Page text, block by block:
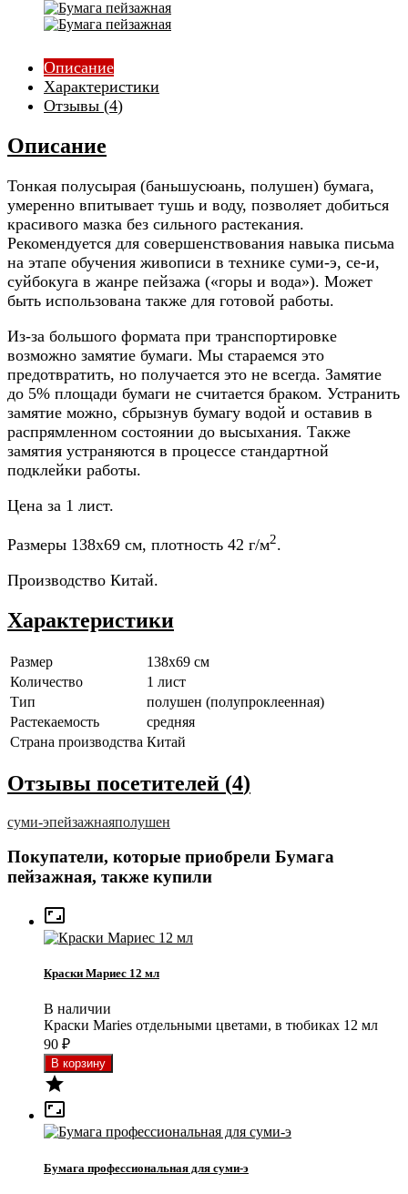
Описание
Характеристики
Отзывы (4)
Описание
Тонкая полусырая (баньшусюань, полушен) бумага,
умеренно впитывает тушь и воду, позволяет добиться
красивого мазка без сильного растекания.
Рекомендуется для совершенствования навыка письма
на этапе обучения живописи в технике суми-э, се-и,
суйбокуга в жанре пейзажа («горы и вода»). Может
быть использована также для готовой работы.
Из-за большого формата при транспортировке
возможно замятие бумаги. Мы стараемся это
предотвратить, но получается это не всегда. Замятие
до 5% площади бумаги не считается браком. Устранить
замятие можно, сбрызнув бумагу водой и оставив в
распрямленном состоянии до высыхания. Также
замятия устраняются в процессе стандартной
подклейки работы.
Цена за 1 лист.
Размеры 138x69 см, плотность 42 г/м2.
Производство Китай.
Характеристики
Размер
138x69 см
Количество
1 лист
Тип
полушен (полупроклеенная)
Растекаемость
средняя
Страна производства Китай
Отзывы посетителей (4)
суми-эпейзажнаяполушен
Покупатели, которые приобрели Бумага
пейзажная, также купили

Краски Мариес 12 мл
В наличии
Краски Maries отдельными цветами, в тюбиках 12 мл
90 ₽


Бумага профессиональная для суми-э